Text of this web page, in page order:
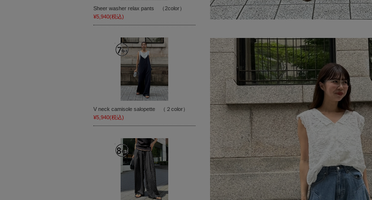
Sheer washer relax pants （2color）
¥5,940(税込)
V neck camisole salopette （２color）
¥5,940(税込)